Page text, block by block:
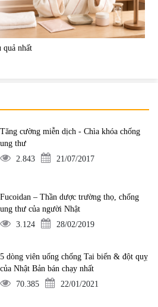
quả nhất
Tăng cường miễn dịch - Chìa khóa chống
ung thư
2.843
21/07/2017
Fucoidan – Thần dược trường thọ, chống
ung thư của người Nhật
3.124
28/02/2019
5 dòng viên uống chống Tai biến & đột quỵ
của Nhật Bản bán chạy nhất
70.385
22/01/2021